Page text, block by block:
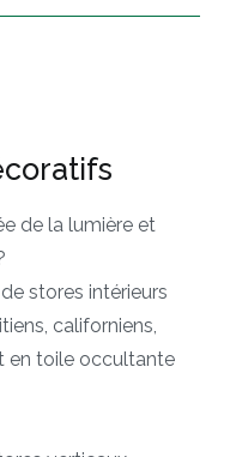
de la lumière et
stores intérieurs
californiens,
en toile occultante